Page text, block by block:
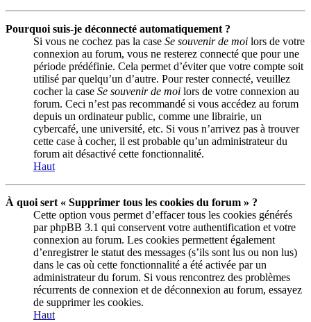
Pourquoi suis-je déconnecté automatiquement ?
Si vous ne cochez pas la case Se souvenir de moi lors de votre
connexion au forum, vous ne resterez connecté que pour une
période prédéfinie. Cela permet d’éviter que votre compte soit
utilisé par quelqu’un d’autre. Pour rester connecté, veuillez
cocher la case Se souvenir de moi lors de votre connexion au
forum. Ceci n’est pas recommandé si vous accédez au forum
depuis un ordinateur public, comme une librairie, un
cybercafé, une université, etc. Si vous n’arrivez pas à trouver
cette case à cocher, il est probable qu’un administrateur du
forum ait désactivé cette fonctionnalité.
Haut
À quoi sert « Supprimer tous les cookies du forum » ?
Cette option vous permet d’effacer tous les cookies générés
par phpBB 3.1 qui conservent votre authentification et votre
connexion au forum. Les cookies permettent également
d’enregistrer le statut des messages (s’ils sont lus ou non lus)
dans le cas où cette fonctionnalité a été activée par un
administrateur du forum. Si vous rencontrez des problèmes
récurrents de connexion et de déconnexion au forum, essayez
de supprimer les cookies.
Haut